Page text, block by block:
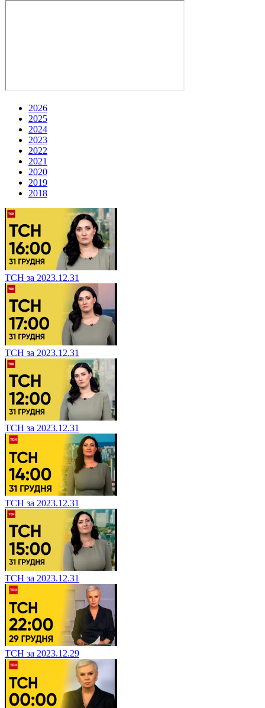
2026
2025
2024
2023
2022
2021
2020
2019
2018
ТСН за 2023.12.31
ТСН за 2023.12.31
ТСН за 2023.12.31
ТСН за 2023.12.31
ТСН за 2023.12.31
ТСН за 2023.12.29